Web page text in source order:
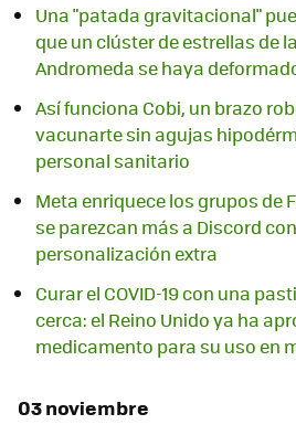
Una "patada gravitacional"
que un clúster de estrellas de
Andromeda se haya
Así funciona Cobi, un brazo
vacunarte sin agujas
personal sanitario
Meta enriquece los grupos de
se parezcan más a Discord
personalización extra
Curar el COVID-19 con una
cerca: el Reino Unido ya ha
medicamento para su uso en
03 noviembre